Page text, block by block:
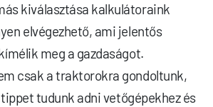
kiválasztása kalkulátoraink
elvégezhető, ami jelentős
meg a gazdaságot.
csak a traktorokra gondoltunk,
tudunk adni vetőgépekhez és